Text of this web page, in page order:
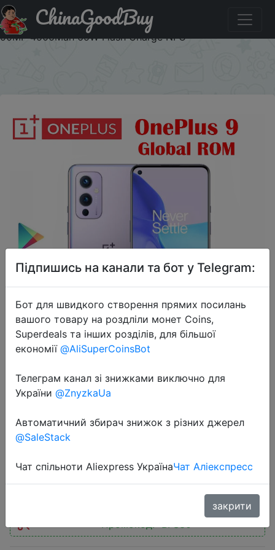
Купити по знижці BFS30 Oneplus 9 5G Cell Phone
Snapdragon888 6.55inch AMOLED 120Hz Refresh Rate
50MP 4500Mah 65W Flash Charge NFC
ChinaGoodBuy
Oneplus 9 5G Cell Phone
Snapdragon888 6.55inch AMOLED
4500Mah 65W Flash Charge NFC
$317.69
Промокод:"BFS30"
Підпишись на канали та бот у Telegram:
Бот для швидкого створення прямих посилань
вашого товару на роздліли монет Coins,
Superdeals та інших розділів, для більшої
економії @AliSuperCoinsBot
Телеграм канал зі знижками виключно для
України @ZnyzkaUa
Автоматичний збирач знижок з різних джерел
@SaleStack
Чат спільноти Aliexpress УкраїнаЧат Аліекспресс
закрити